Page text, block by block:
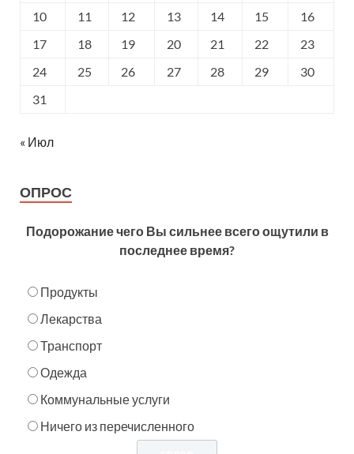
10 11 12 13 14 15
16
17
18 19 20 21 22
23
24
25 26 27 28 29
30
31
« Июл
ОПРОС
Подорожание чего Вы сильнее всего ощутили в
последнее время?
Продукты
Лекарства
Транспорт
Одежда
Коммунальные услуги
Ничего из перечисленного